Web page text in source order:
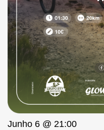
Junho 6 @ 21:00